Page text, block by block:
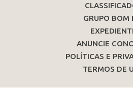
GRUPO BOM
ANUNCIE
POLÍTICAS E
TERMOS DE